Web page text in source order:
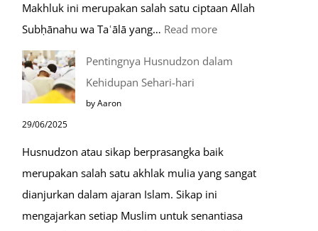
Makhluk ini merupakan salah satu ciptaan Allah
Subḥānahu wa Taʿālā yang… Read more:
Pentingnya Husnudzon dalam
Kehidupan Sehari-hari
by Aaron
29/06/2025
Husnudzon atau sikap berprasangka baik
merupakan salah satu akhlak mulia yang sangat
dianjurkan dalam ajaran Islam. Sikap ini
mengajarkan setiap Muslim untuk senantiasa